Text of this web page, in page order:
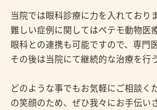
当院では眼科診療に力を入れておりま
難しい症例に関してはペテモ動物医
眼科との連携も可能ですので、専門
その後は当院にて継続的な治療を行
どのような事でもお気軽にご相談く
の笑顔のため、ぜひ我々にお手伝い